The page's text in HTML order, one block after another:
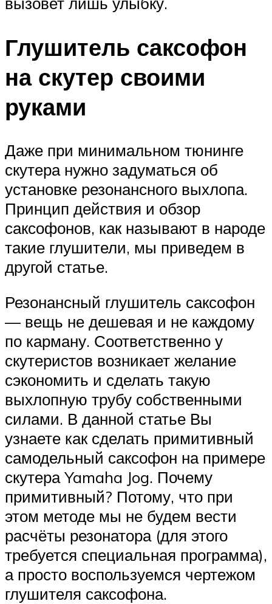
Глушитель саксофон
на скутер своими
руками
Даже при минимальном тюнинге
скутера нужно задуматься об
установке резонансного выхлопа.
Принцип действия и обзор
саксофонов, как называют в народе
такие глушители, мы приведем в
другой статье.
Резонансный глушитель саксофон
— вещь не дешевая и не каждому
по карману. Соответственно у
скутеристов возникает желание
сэкономить и сделать такую
выхлопную трубу собственными
силами. В данной статье Вы
узнаете как сделать примитивный
самодельный саксофон на примере
скутера Yamaha Jog. Почему
примитивный? Потому, что при
этом методе мы не будем вести
расчёты резонатора (для этого
требуется специальная программа),
а просто воспользуемся чертежом
глушителя саксофона.